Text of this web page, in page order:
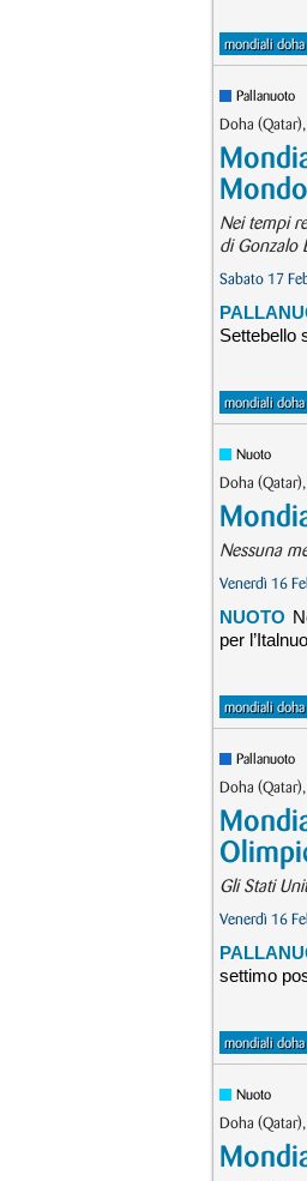
mondiali doha
Pallanuoto
Doha
Mondo
Nei tempi
di Gonzalo
Sabato 17
Settebello
mondiali doha
Nuoto
Doha
Nessuna
Venerdì 16
NUOTO
per
mondiali doha
Pallanuoto
Doha
Gli Stati
Venerdì 16
settimo
mondiali doha
Nuoto
Doha